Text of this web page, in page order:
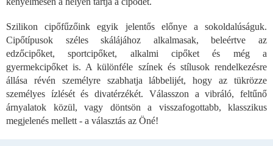
í
á
s
e
l
e
m
e
i
Szilikon cipőfűzőink egyik jelentős előnye a sokoldalúságuk.
Cipőtípusok széles skálájához alkalmasak, beleértve az
edzőcipőket, sportcipőket, alkalmi cipőket és még a
gyermekcipőket is. A különféle színek és stílusok rendelkezésre
állása révén személyre szabhatja lábbelijét, hogy az tükrözze
személyes ízlését és divatérzékét. Válasszon a vibráló, feltűnő
árnyalatok közül, vagy döntsön a visszafogottabb, klasszikus
megjelenés mellett - a választás az Öné!